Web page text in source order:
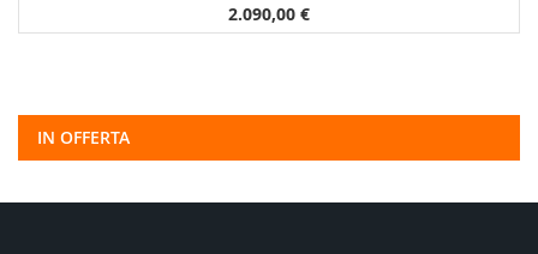
2.090,00 €
IN OFFERTA